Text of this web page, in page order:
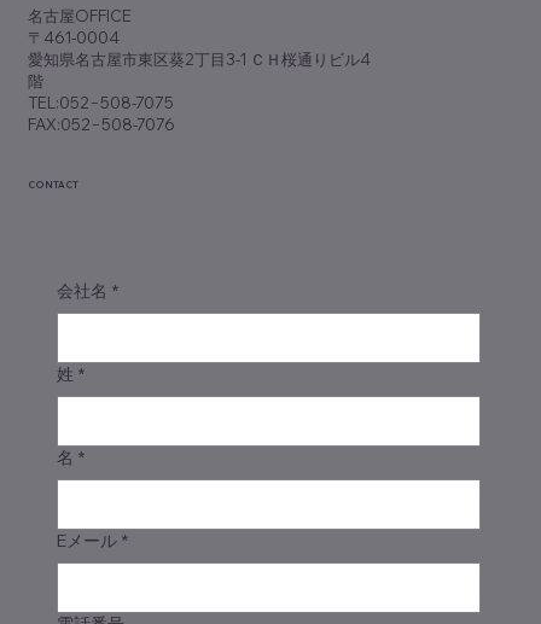
​名古屋OFFICE
〒461-0004
愛知県名古屋市東区葵2丁目3-1 ＣＨ桜通りビル4
階
TEL:052−508-7075
FAX:052−508-7076
会社名 *
姓 *
名 *
Eメール *
CONTACT